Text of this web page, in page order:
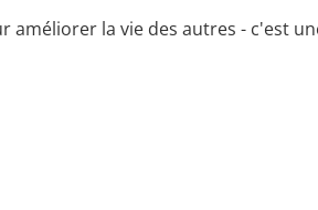
améliorer la vie des autres - c'est